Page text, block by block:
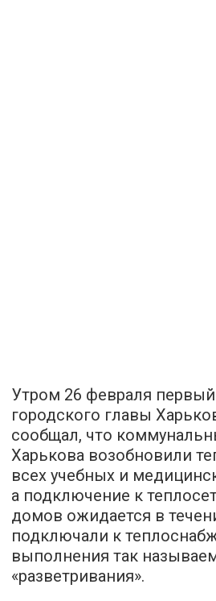
Утром 26 февраля
городского главы
сообщал, что
Харькова возобновили
всех учебных и
а подключение к
домов ожидается в
подключали к
выполнения так
«разветривания».